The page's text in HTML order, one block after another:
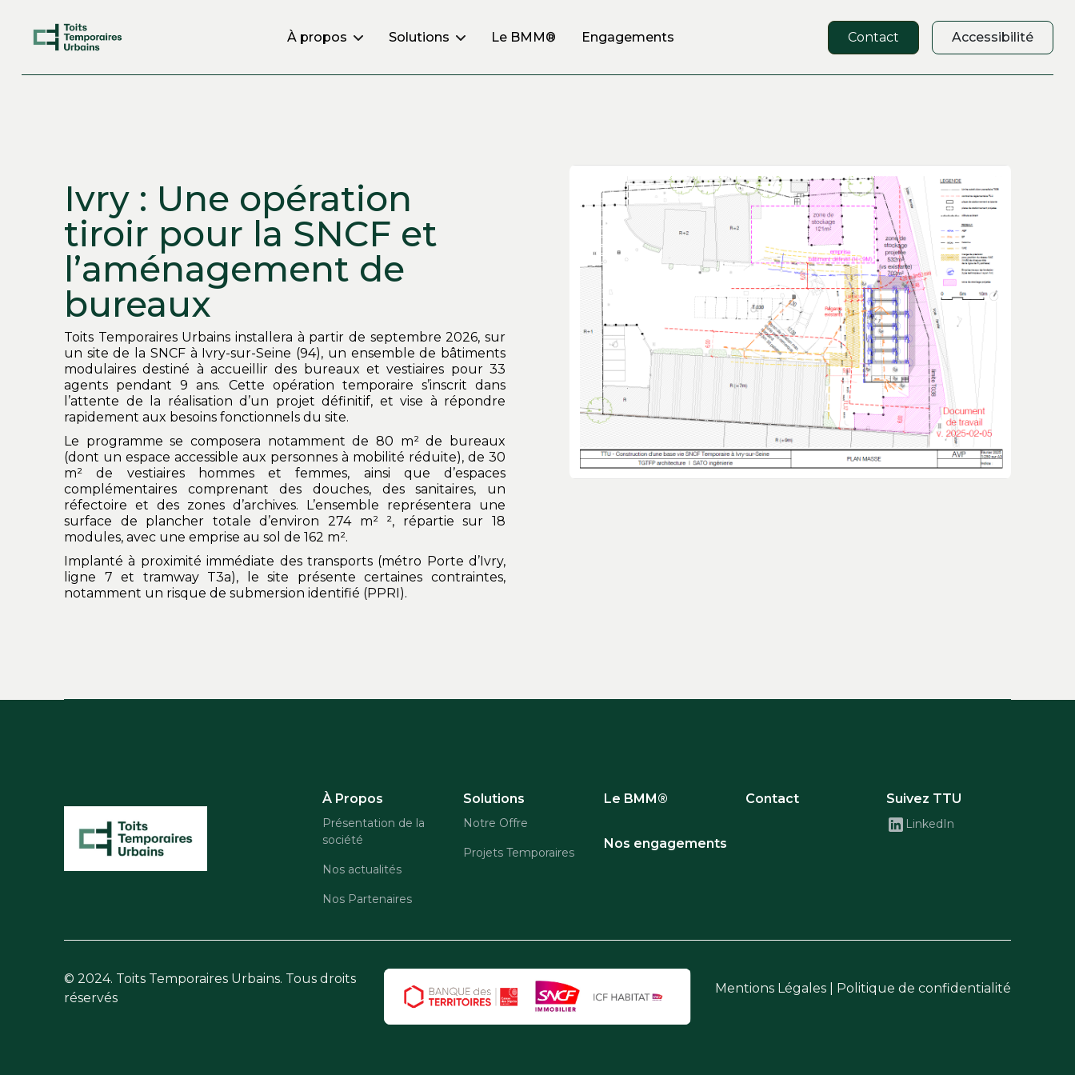
À propos Solutions Le BMM® Engagements Contact Accessibilité
Ivry : Une opération
tiroir pour la SNCF et
l’aménagement de
bureaux
Toits Temporaires Urbains installera à partir de septembre 2026, sur
un site de la SNCF à Ivry-sur-Seine (94), un ensemble de bâtiments
modulaires destiné à accueillir des bureaux et vestiaires pour 33
agents pendant 9 ans. Cette opération temporaire s’inscrit dans
l’attente de la réalisation d’un projet définitif, et vise à répondre
rapidement aux besoins fonctionnels du site.
Le programme se composera notamment de 80 m² de bureaux
(dont un espace accessible aux personnes à mobilité réduite), de 30
m² de vestiaires hommes et femmes, ainsi que d’espaces
complémentaires comprenant des douches, des sanitaires, un
réfectoire et des zones d’archives. L’ensemble représentera une
surface de plancher totale d’environ 274 m² ², répartie sur 18
modules, avec une emprise au sol de 162 m².
Implanté à proximité immédiate des transports (métro Porte d’Ivry,
ligne 7 et tramway T3a), le site présente certaines contraintes,
notamment un risque de submersion identifié (PPRI).
À Propos
Présentation de la
société
Nos actualités
Nos Partenaires
Solutions
Notre Offre
Projets Temporaires
Le BMM®
Nos engagements
Contact Suivez TTU
LinkedIn
© 2024. Toits Temporaires Urbains. Tous droits
réservés
Mentions Légales Politique de confidentialité